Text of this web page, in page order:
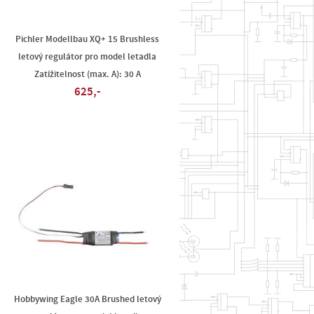
Pichler Modellbau XQ+ 15 Brushless
letový regulátor pro model letadla
Zatížitelnost (max. A): 30 A
625,-
Hobbywing Eagle 30A Brushed letový